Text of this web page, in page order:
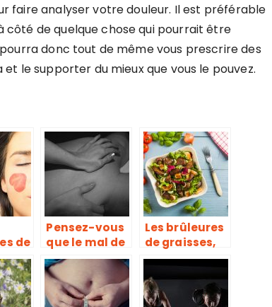
faire analyser votre douleur. Il est préférable
côté de quelque chose qui pourrait être
donc tout de même vous prescrire des
le supporter du mieux que vous le pouvez.
de
Pensez-vous
que le mal de
dos est une
maladie qui
se soigne ou
une douleur
Les brûleures
de graisses,
de véritables
alimentaires
pour